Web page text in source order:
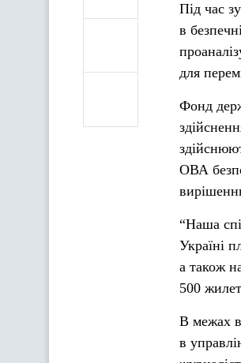
Під час
в
для
Фонд
ОВА
“Наша
Україні
а також
500
В межах
в